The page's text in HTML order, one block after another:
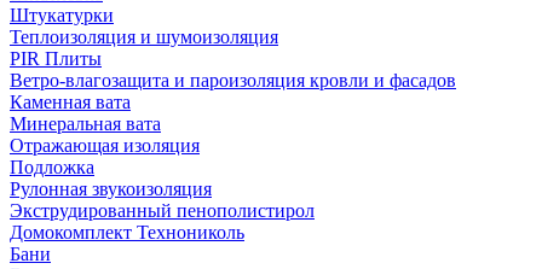
Штукатурки
Теплоизоляция и шумоизоляция
PIR Плиты
Ветро-влагозащита и пароизоляция кровли и фасадов
Каменная вата
Минеральная вата
Отражающая изоляция
Подложка
Рулонная звукоизоляция
Экструдированный пенополистирол
Домокомплект Технониколь
Бани